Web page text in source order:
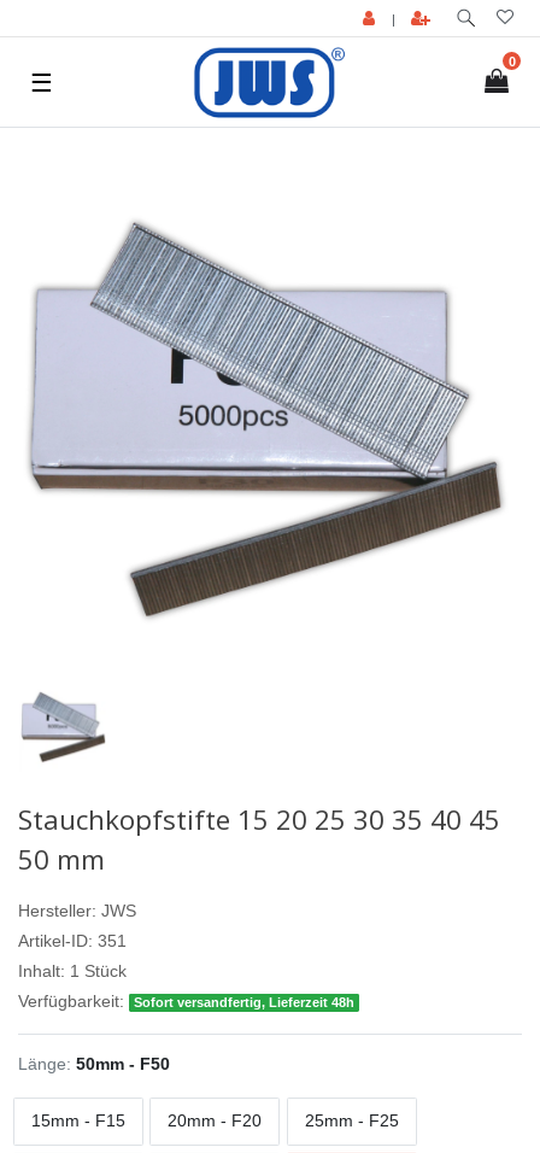
|
0
☰
Stauchkopfstifte 15 20 25 30 35 40 45
50 mm
Hersteller: JWS
Artikel-ID: 351
Inhalt: 1 Stück
Verfügbarkeit:
Sofort versandfertig, Lieferzeit 48h
Länge: 50mm - F50
15mm - F15 20mm - F20 25mm - F25